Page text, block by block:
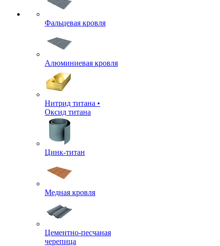
Фальцевая кровля
Алюминиевая кровля
Нитрид титана •
Оксид титана
Цинк-титан
Медная кровля
Цементно-песчаная
черепица